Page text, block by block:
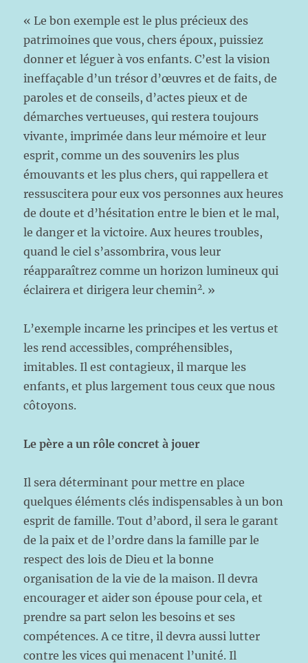
« Le bon exemple est le plus précieux des
patrimoines que vous, chers époux, puissiez
donner et léguer à vos enfants. C’est la vision
ineffaçable d’un trésor d’œuvres et de faits, de
paroles et de conseils, d’actes pieux et de
démarches vertueuses, qui restera toujours
vivante, imprimée dans leur mémoire et leur
esprit, comme un des souvenirs les plus
émouvants et les plus chers, qui rappellera et
ressuscitera pour eux vos personnes aux heures
de doute et d’hésitation entre le bien et le mal,
le danger et la victoire. Aux heures troubles,
quand le ciel s’assombrira, vous leur
réapparaîtrez comme un horizon lumineux qui
éclairera et dirigera leur chemin2. »
L’exemple incarne les principes et les vertus et
les rend accessibles, compréhensibles,
imitables. Il est contagieux, il marque les
enfants, et plus largement tous ceux que nous
côtoyons.
Le père a un rôle concret à jouer
Il sera déterminant pour mettre en place
quelques éléments clés indispensables à un bon
esprit de famille. Tout d’abord, il sera le garant
de la paix et de l’ordre dans la famille par le
respect des lois de Dieu et la bonne
organisation de la vie de la maison. Il devra
encourager et aider son épouse pour cela, et
prendre sa part selon les besoins et ses
compétences. A ce titre, il devra aussi lutter
contre les vices qui menacent l’unité. Il